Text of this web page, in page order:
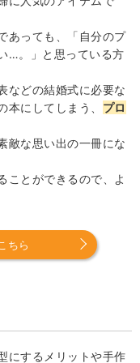
あっても、「自分のプ
…。」と思っている方
などの結婚式に必要な
にしてしまう、 プロ
敵な思い出の一冊にな
ことができるので、よ
ちら
にするメリットや手作